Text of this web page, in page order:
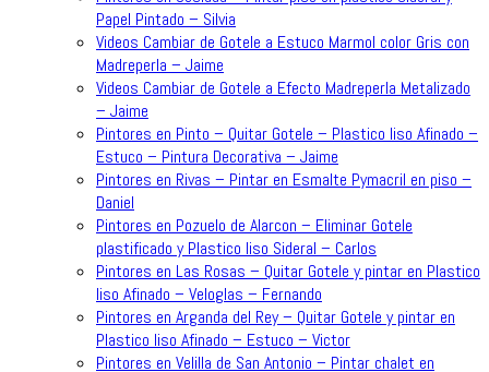
Papel Pintado – Silvia
Videos Cambiar de Gotele a Estuco Marmol color Gris con
Madreperla – Jaime
Videos Cambiar de Gotele a Efecto Madreperla Metalizado
– Jaime
Pintores en Pinto – Quitar Gotele – Plastico liso Afinado –
Estuco – Pintura Decorativa – Jaime
Pintores en Rivas – Pintar en Esmalte Pymacril en piso –
Daniel
Pintores en Pozuelo de Alarcon – Eliminar Gotele
plastificado y Plastico liso Sideral – Carlos
Pintores en Las Rosas – Quitar Gotele y pintar en Plastico
liso Afinado – Veloglas – Fernando
Pintores en Arganda del Rey – Quitar Gotele y pintar en
Plastico liso Afinado – Estuco – Victor
Pintores en Velilla de San Antonio – Pintar chalet en